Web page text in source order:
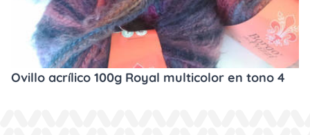
Ovillo acrílico 100g Royal multicolor en tono 4